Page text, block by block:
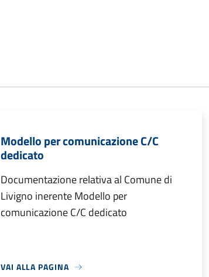
Modello per comunicazione C/C
dedicato
Documentazione relativa al Comune di
Livigno inerente Modello per
comunicazione C/C dedicato
VAI ALLA PAGINA